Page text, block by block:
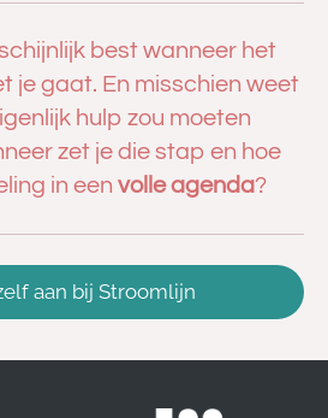
best wanneer het
je gaat. En misschien weet
hulp zou moeten
zet je die stap en hoe
in een volle agenda?
aan bij Stroomlijn